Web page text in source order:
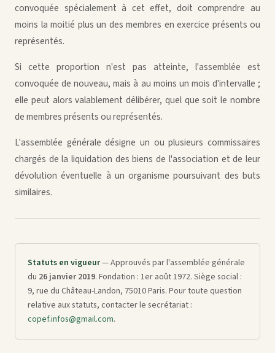
convoquée spécialement à cet effet, doit comprendre au
moins la moitié plus un des membres en exercice présents ou
représentés.
Si cette proportion n'est pas atteinte, l'assemblée est
convoquée de nouveau, mais à au moins un mois d'intervalle ;
elle peut alors valablement délibérer, quel que soit le nombre
de membres présents ou représentés.
L'assemblée générale désigne un ou plusieurs commissaires
chargés de la liquidation des biens de l'association et de leur
dévolution éventuelle à un organisme poursuivant des buts
similaires.
Statuts en vigueur— Approuvés par l'assemblée générale
du 26 janvier 2019. Fondation : 1er août 1972. Siège social :
9, rue du Château-Landon, 75010 Paris. Pour toute question
relative aux statuts, contacter le secrétariat :
copef.infos@gmail.com.